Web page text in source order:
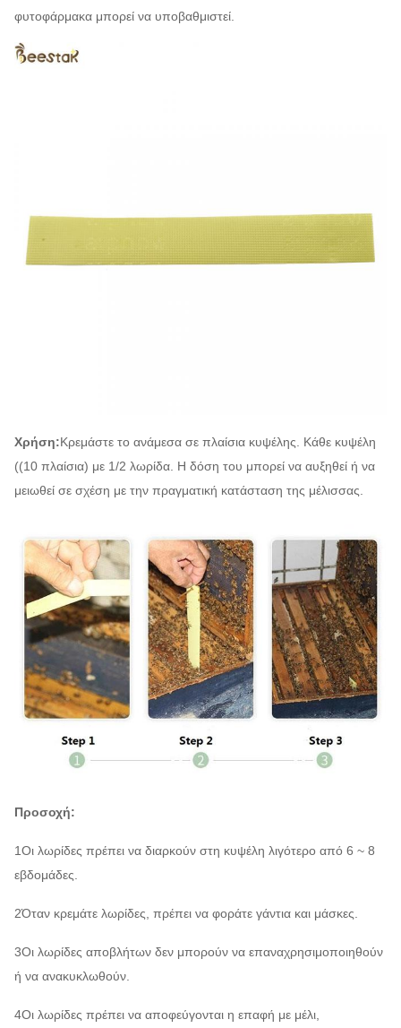
φυτοφάρμακα μπορεί να υποβαθμιστεί.
Χρήση:Κρεμάστε το ανάμεσα σε πλαίσια κυψέλης. Κάθε κυψέλη
((10 πλαίσια) με 1/2 λωρίδα. Η δόση του μπορεί να αυξηθεί ή να
μειωθεί σε σχέση με την πραγματική κατάσταση της μέλισσας.
Προσοχή:
1Οι λωρίδες πρέπει να διαρκούν στη κυψέλη λιγότερο από 6 ~ 8
εβδομάδες.
2Όταν κρεμάτε λωρίδες, πρέπει να φοράτε γάντια και μάσκες.
3Οι λωρίδες αποβλήτων δεν μπορούν να επαναχρησιμοποιηθούν
ή να ανακυκλωθούν.
4Οι λωρίδες πρέπει να αποφεύγονται η επαφή με μέλι,